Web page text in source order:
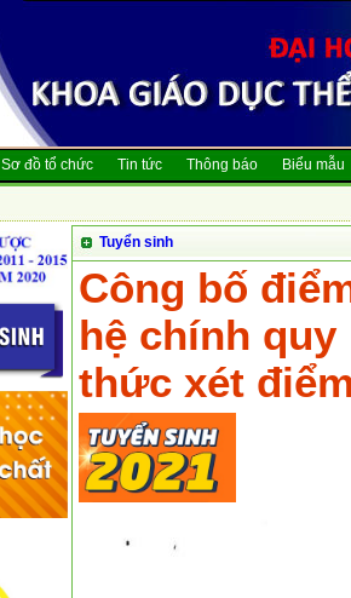
Sơ đồ tổ chức Tin tức Thông báo Biểu mẫu
Tuyển sinh
Công bố
hệ chính
thức xét